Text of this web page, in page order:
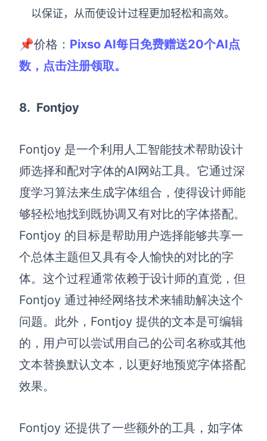
以保证，从而使设计过程更加轻松和高效。
📌价格： Pixso AI每日免费赠送20个AI点
数，点击注册领取。
8. Fontjoy
Fontjoy 是一个利用人工智能技术帮助设计
师选择和配对字体的AI网站工具。它通过深
度学习算法来生成字体组合，使得设计师能
够轻松地找到既协调又有对比的字体搭配。
Fontjoy 的目标是帮助用户选择能够共享一
个总体主题但又具有令人愉快的对比的字
体。这个过程通常依赖于设计师的直觉，但
Fontjoy 通过神经网络技术来辅助解决这个
问题。此外，Fontjoy 提供的文本是可编辑
的，用户可以尝试用自己的公司名称或其他
文本替换默认文本，以更好地预览字体搭配
效果。
Fontjoy 还提供了一些额外的工具，如字体